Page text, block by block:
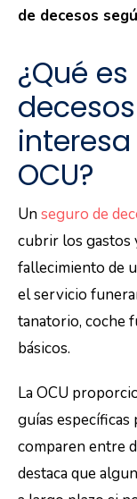
de decesos
¿Qué
OCU?
Unseguro de
cubrir los gastos
fallecimiento de
el servicio
tanatorio, coche
básicos.
La OCU
guías específicas
comparen entre
destaca que